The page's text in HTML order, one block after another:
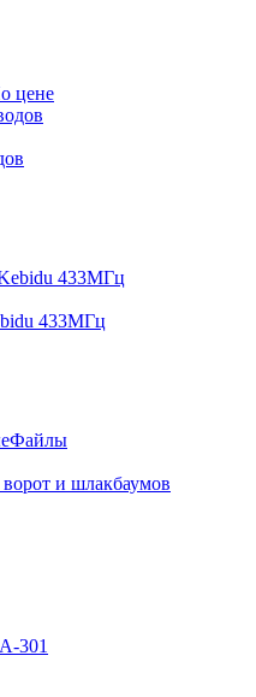
цене
433МГц
и шлакбаумов
301